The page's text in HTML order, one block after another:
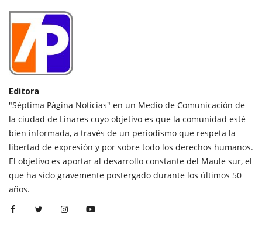
Editora
"Séptima Página Noticias" en un Medio de Comunicación de
la ciudad de Linares cuyo objetivo es que la comunidad esté
bien informada, a través de un periodismo que respeta la
libertad de expresión y por sobre todo los derechos humanos.
El objetivo es aportar al desarrollo constante del Maule sur, el
que ha sido gravemente postergado durante los últimos 50
años.